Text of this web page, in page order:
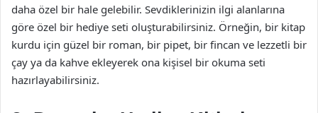
daha özel bir hale gelebilir. Sevdiklerinizin ilgi alanlarına
göre özel bir hediye seti oluşturabilirsiniz. Örneğin, bir kitap
kurdu için güzel bir roman, bir pipet, bir fincan ve lezzetli bir
çay ya da kahve ekleyerek ona kişisel bir okuma seti
hazırlayabilirsiniz.